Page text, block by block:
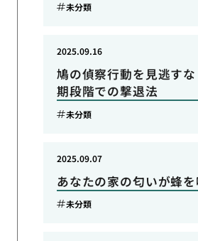
未分類
鳩の偵察行動を見逃す
期段階での撃退法
2025.09.16
未分類
あなたの家の匂いが蜂
2025.09.07
未分類